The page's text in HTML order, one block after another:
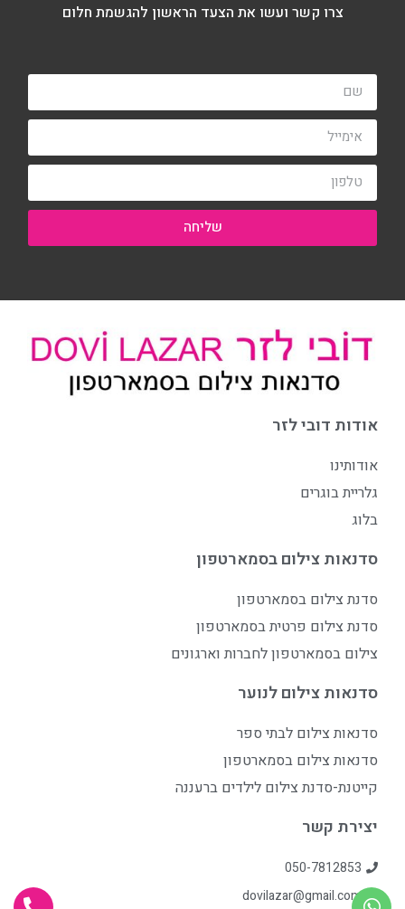
צרו קשר ועשו את הצעד הראשון להגשמת חלום
שליחה
אודות דובי לזר
אודותינו
גלריית בוגרים
בלוג
סדנאות צילום בסמארטפון
סדנת צילום בסמארטפון
סדנת צילום פרטית בסמארטפון
צילום בסמארטפון לחברות וארגונים
סדנאות צילום לנוער
סדנאות צילום לבתי ספר
סדנאות צילום בסמארטפון
קייטנת-סדנת צילום לילדים ברעננה
יצירת קשר
050-7812853
dovilazar@gmail.com